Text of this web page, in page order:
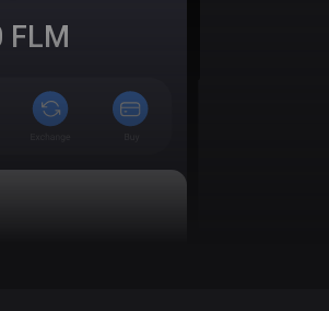
FLM